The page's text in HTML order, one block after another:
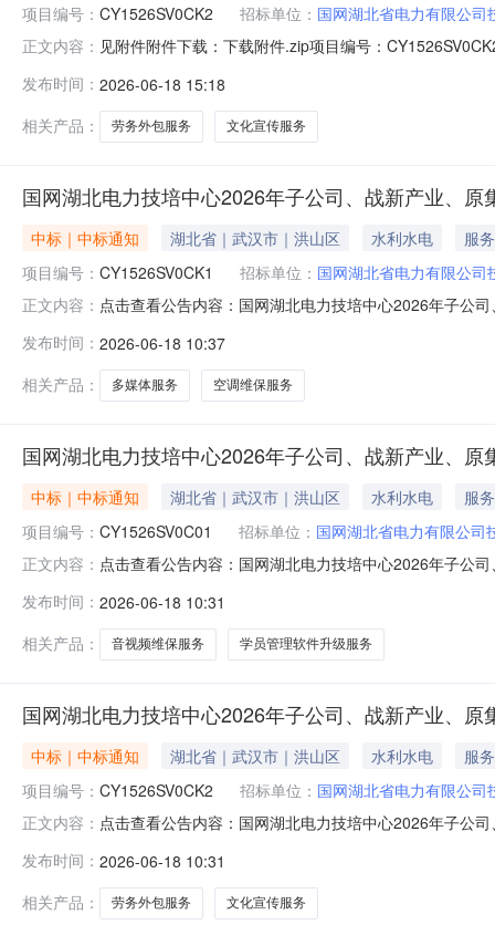
项目编号： CY1526SV0CK2 招标单位： 国网湖北省电力有限公司
正文内容： 见附件附件下载：下载附件.zip项目编号：
发布时间： 2026-06-18 15:18
相关产品：
劳务外包服务 文化宣传服务
国网湖北电力技培中心2026年子公司、战新产业、
中标｜中标通知 湖北省｜武汉市｜洪山区 水利水电
服务
项目编号： CY1526SV0CK1 招标单位： 国网湖北省电力有限公司
正文内容： 点击查看公告内容：国网湖北电力技培中心2026年子公
发布时间： 2026-06-18 10:37
相关产品：
多媒体服务 空调维保服务
国网湖北电力技培中心2026年子公司、战新产业、
中标｜中标通知 湖北省｜武汉市｜洪山区 水利水电
服务
项目编号： CY1526SV0C01 招标单位： 国网湖北省电力有限公司
正文内容： 点击查看公告内容：国网湖北电力技培中心2026年子公
发布时间： 2026-06-18 10:31
相关产品：
音视频维保服务 学员管理软件升级服务
国网湖北电力技培中心2026年子公司、战新产业、
中标｜中标通知 湖北省｜武汉市｜洪山区 水利水电
服务
项目编号： CY1526SV0CK2 招标单位： 国网湖北省电力有限公司
正文内容： 点击查看公告内容：国网湖北电力技培中心2026年子公
发布时间： 2026-06-18 10:31
相关产品：
劳务外包服务 文化宣传服务